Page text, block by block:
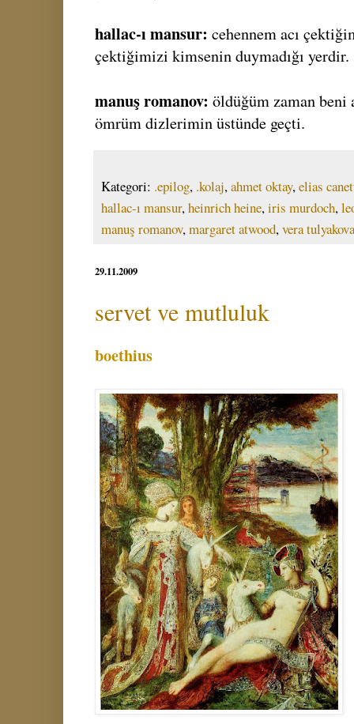
hallac-ı mansur: cehennem acı
çektiğimizi kimsenin duymadığı yerdir.
manuş romanov: öldüğüm zaman beni
ömrüm dizlerimin üstünde geçti.
Kategori: .epilog, .kolaj,ahmet oktay,elias
hallac-ı mansur,heinrich heine,iris murdoch,
manuş romanov,margaret atwood,vera tulyakova
29.11.2009
servet ve mutluluk
boethius